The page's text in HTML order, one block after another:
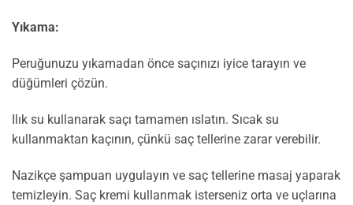
Yıkama:
Peruğunuzu yıkamadan önce saçınızı iyice tarayın ve
düğümleri çözün.
Ilık su kullanarak saçı tamamen ıslatın. Sıcak su
kullanmaktan kaçının, çünkü saç tellerine zarar verebilir.
Nazikçe şampuan uygulayın ve saç tellerine masaj yaparak
temizleyin. Saç kremi kullanmak isterseniz orta ve uçlarına